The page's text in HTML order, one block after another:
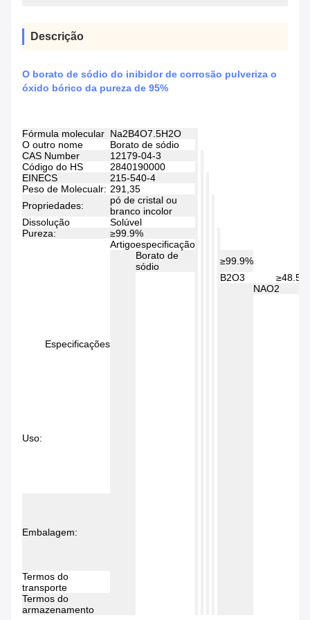
Descrição
O borato de sódio do inibidor de corrosão pulveriza o
óxido bórico da pureza de 95%
Fórmula molecular Na2B4O7.5H2O
O outro nome
Borato de sódio
CAS Number
12179-04-3
Código do HS
2840190000
EINECS
215-540-4
Peso de Molecualr: 291,35
Propriedades:
pó de cristal ou
branco incolor
Dissolução
Solúvel
Pureza:
≥99.9%
Especificações
Artigoespecificação
Borato de
sódio
≥99.9%
B2O3
≥48.5%
NAO2
Uso:
Embalagem:
Termos do
transporte
Termos do
armazenamento